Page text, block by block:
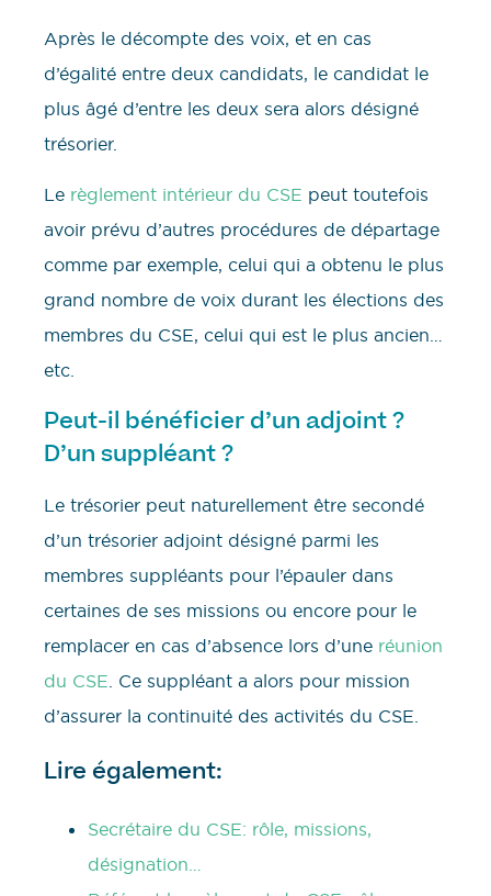
Après le décompte des voix, et en cas
d’égalité entre deux candidats, le candidat le
plus âgé d’entre les deux sera alors désigné
trésorier.
Le règlement intérieur du CSE peut toutefois
avoir prévu d’autres procédures de départage
comme par exemple, celui qui a obtenu le plus
grand nombre de voix durant les élections des
membres du CSE, celui qui est le plus ancien…
etc.
Peut-il bénéficier d’un adjoint ?
D’un suppléant ?
Le trésorier peut naturellement être secondé
d’un trésorier adjoint désigné parmi les
membres suppléants pour l’épauler dans
certaines de ses missions ou encore pour le
remplacer en cas d’absence lors d’une réunion
du CSE . Ce suppléant a alors pour mission
d’assurer la continuité des activités du CSE.
Lire également:
Secrétaire du CSE: rôle, missions,
désignation…